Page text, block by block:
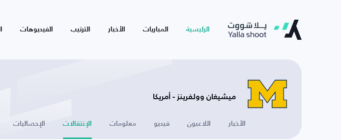
الرئيسية المباريات الأخبار الترتيب الفيديوهات
ميشيغان وولفرينز - أمريكا
الأخبار اللاعبون فيديو معلومات الإنتقالات الإحصائيات